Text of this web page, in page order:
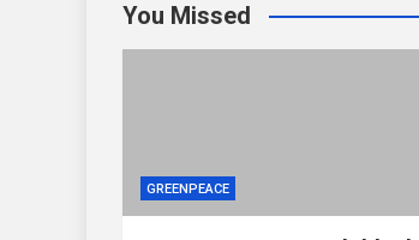
You Missed
GREENPEACE